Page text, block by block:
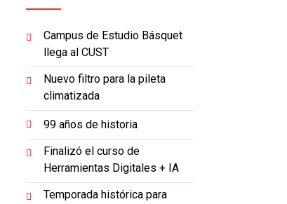
Campus de Estudio Básquet
llega al CUST
Nuevo filtro para la pileta
climatizada
99 años de historia
Finalizó el curso de
Herramientas Digitales + IA
Temporada histórica para